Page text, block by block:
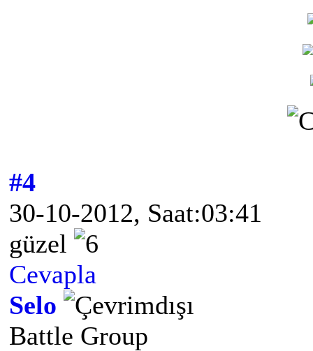
#4
30-10-2012, Saat:03:41
güzel
Cevapla
Selo
Battle Group